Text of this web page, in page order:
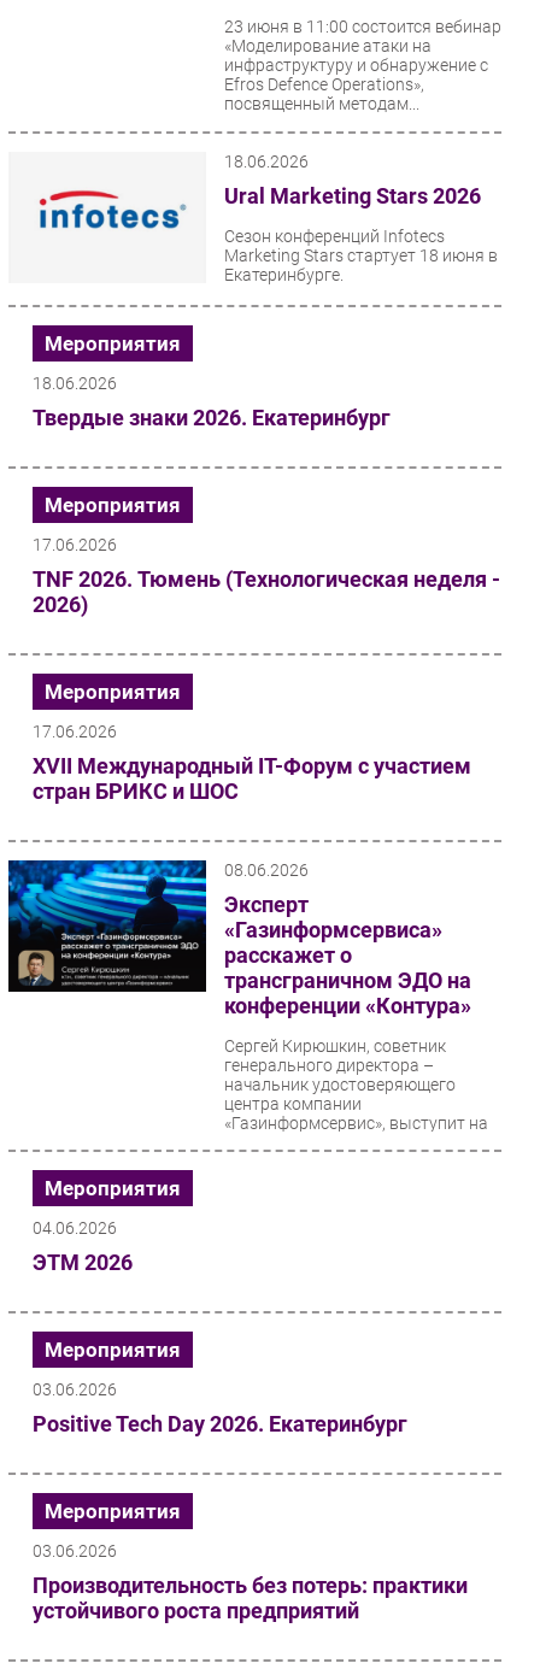
23 июня в 11:00 состоится вебинар
«Моделирование атаки на
инфраструктуру и обнаружение с
Efros Defence Operations»,
посвященный методам...
18.06.2026
Ural Marketing Stars 2026
Сезон конференций Infotecs
Marketing Stars стартует 18 июня в
Екатеринбурге.
Мероприятия
18.06.2026
Твердые знаки 2026. Екатеринбург
Мероприятия
17.06.2026
TNF 2026. Тюмень (Технологическая неделя -
2026)
Мероприятия
17.06.2026
XVII Международный IT-Форум с участием
стран БРИКС и ШОС
08.06.2026
Эксперт
«Газинформсервиса»
расскажет о
трансграничном ЭДО на
конференции «Контура»
Сергей Кирюшкин, советник
генерального директора –
начальник удостоверяющего
центра компании
«Газинформсервис», выступит на
Мероприятия
04.06.2026
ЭТМ 2026
Мероприятия
03.06.2026
Positive Tech Day 2026. Екатеринбург
Мероприятия
03.06.2026
Производительность без потерь: практики
устойчивого роста предприятий